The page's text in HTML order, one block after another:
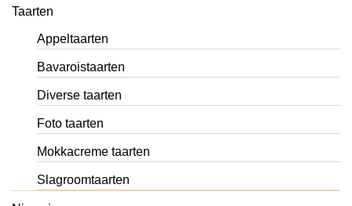
Taarten
Appeltaarten
Bavaroistaarten
Diverse taarten
Foto taarten
Mokkacreme taarten
Slagroomtaarten